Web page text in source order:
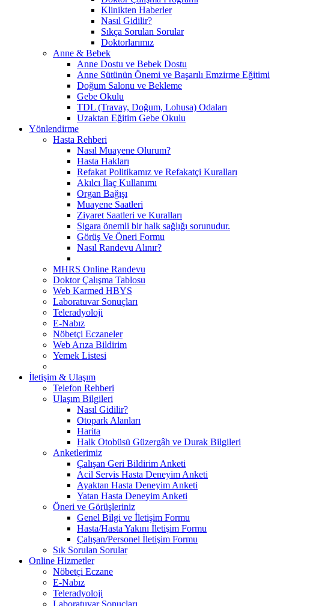
Klinikten Haberler
Nasıl Gidilir?
Sıkça Sorulan Sorular
Doktorlarımız
Anne & Bebek
Anne Dostu ve Bebek Dostu
Anne Sütünün Önemi ve Başarılı Emzirme Eğitimi
Doğum Salonu ve Bekleme
Gebe Okulu
TDL (Travay, Doğum, Lohusa) Odaları
Uzaktan Eğitim Gebe Okulu
Yönlendirme
Hasta Rehberi
Nasıl Muayene Olurum?
Hasta Hakları
Refakat Politikamız ve Refakatçi Kuralları
Akılcı İlaç Kullanımı
Organ Bağışı
Muayene Saatleri
Ziyaret Saatleri ve Kuralları
Sigara önemli bir halk sağlığı sorunudur.
Görüş Ve Öneri Formu
Nasıl Randevu Alınır?
MHRS Online Randevu
Doktor Çalışma Tablosu
Web Karmed HBYS
Laboratuvar Sonuçları
Teleradyoloji
E-Nabız
Nöbetçi Eczaneler
Web Arıza Bildirim
Yemek Listesi
İletişim & Ulaşım
Telefon Rehberi
Ulaşım Bilgileri
Nasıl Gidilir?
Otopark Alanları
Harita
Halk Otobüsü Güzergâh ve Durak Bilgileri
Anketlerimiz
Çalışan Geri Bildirim Anketi
Acil Servis Hasta Deneyim Anketi
Ayaktan Hasta Deneyim Anketi
Yatan Hasta Deneyim Anketi
Öneri ve Görüşleriniz
Genel Bilgi ve İletişim Formu
Hasta/Hasta Yakını İletişim Formu
Çalışan/Personel İletişim Formu
Sık Sorulan Sorular
Online Hizmetler
Nöbetçi Eczane
E-Nabız
Teleradyoloji
Laboratuvar Sonuçları